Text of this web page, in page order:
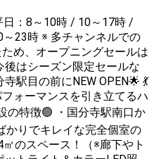
日：8～10時 / 10～17時 /
ネルでの
め、オープニングセールは
はシーズン限定セールな
ォーマンスを引き立てるハ